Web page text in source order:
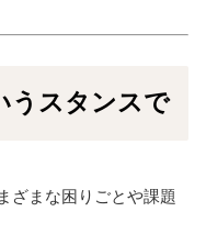
うスタンスで
ざまな困りごとや課題